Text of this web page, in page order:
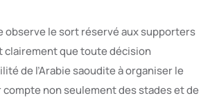
observe le sort réservé aux supporters
clairement que toute décision
de l’Arabie saoudite à organiser le
non seulement des stades et de